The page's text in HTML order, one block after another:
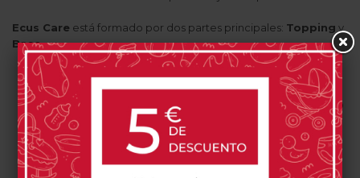
Ecus Care está formado por dos partes principales: Topping y
Base.
Topping:
Se corresponde a la parte superior del
colchón. Dispone de un diseño que ejerce como un
centenar de micromuelles adaptando y controlando
la presión de la cabeza y de cada zona del cuerpo al
colchón.
Base:Cuenta con una base independiente que
aporta una mayor firmeza y estabilidad.